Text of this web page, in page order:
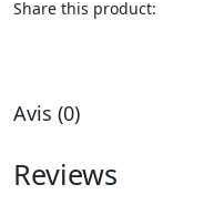
Share this product:
Avis (0)
Reviews